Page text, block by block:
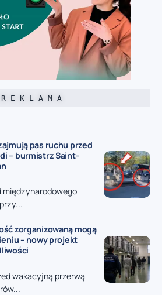
R E K L A M A
pas ruchu przed
– burmistrz Saint-
międzynarodowego
zorganizowaną mogą
– nowy projekt
wakacyjną przerwą